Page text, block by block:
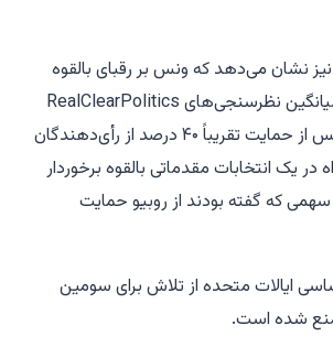
نشان می‌دهد که ونس بر رقبای بالقوه
خود پیشتاز است. میانگین نظرسنجی‌های RealClearPolitics
نشان می‌دهد که ونس از حمایت تقریباً ۴۰ درصد از رأی‌دهندگان
یک انتخابات مقدماتی بالقوه برخوردار
سهمی که گفته بودند از روبیو حمایت
ایالات متحده از تلاش برای سومین
شده است.